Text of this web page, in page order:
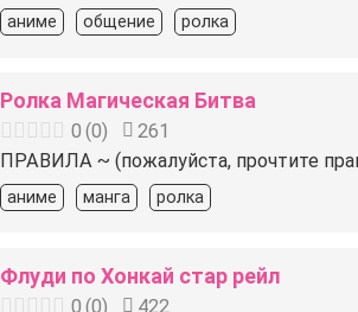
аниме общение ролка
Ролка Магическая Битва
0 (0)
261
ПРАВИЛА ~ (пожалуйста,
аниме манга ролка
Флуди по Хонкай стар рейл
0 (0)
422